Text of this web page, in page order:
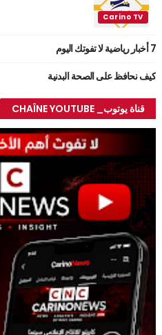
7 أخبار رياضية لا تفوتك اليوم
كيف نحافظ على الصحة البدنية
قناة يوتوب_ CHAÎNE YOUTUBE